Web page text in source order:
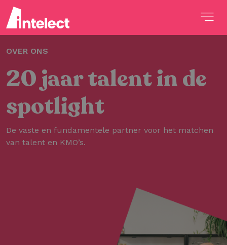
OVER ONS
20 jaar talent in de
spotlight
De vaste en fundamentele partner voor het matchen
van talent en KMO’s.